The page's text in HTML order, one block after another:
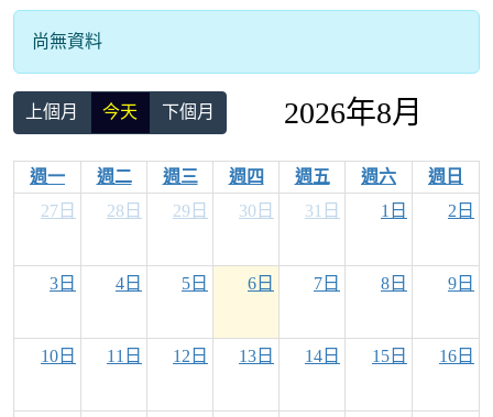
尚無資料
上個月 今天 下個月 2026年8月
週一 週二 週三 週四 週五 週六
週日
27日
28日 29日 30日 31日 1日 2日
3日 4日 5日 6日 7日 8日 9日
10日 11日 12日 13日 14日 15日 16日